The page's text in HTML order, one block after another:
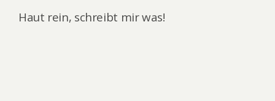
Haut rein, schreibt mir was!